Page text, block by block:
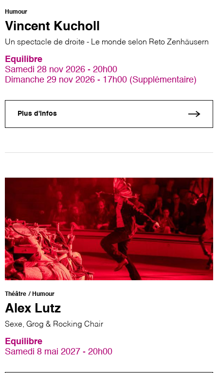
Humour
Vincent Kucholl
Un spectacle de droite - Le monde selon Reto Zenhäusern
Equilibre
Samedi 28 nov 2026 - 20h00
Dimanche 29 nov 2026 - 17h00 (Supplémentaire)
Plus d'infos
Théâtre Humour
Alex Lutz
Sexe, Grog & Rocking Chair
Equilibre
Samedi 8 mai 2027 - 20h00